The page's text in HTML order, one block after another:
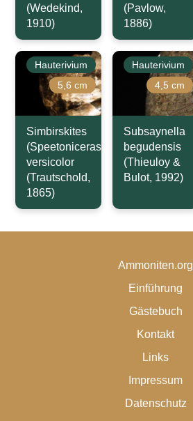
(Wedekind,
1910)
(Pavlow,
1886)
Hauterivium
5,6 cm
Simbirskites
(Speetoniceras)
versicolor
(Trautschold,
1865)
Hauterivium
4,5 cm
Subsaynella
begudensis
(Thieuloy &
Bulot, 1992)
Ammoniten.org
Einführung
Gästebuch
Kontakt
Links
Impressum
Datenschutz